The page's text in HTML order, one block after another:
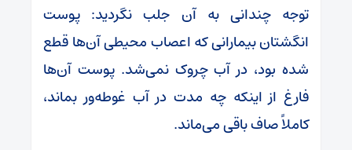
توجه چندانی به آن جلب نگردید: پوست
انگشتان بیمارانی که اعصاب محیطی آن‌ها قطع
شده بود، در آب چروک نمی‌شد. پوست آن‌ها
فارغ از اینکه چه مدت در آب غوطه‌ور بماند،
کاملاً صاف باقی می‌ماند.